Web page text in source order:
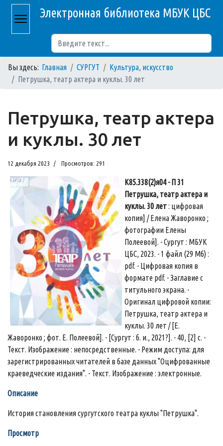
Электронная библиотека МБУК ЦБС
Вы здесь: Главная СУРГУТ
Культура, искусство
Петрушка, театр актера и куклы. 30 лет
Петрушка, театр актера
и куклы. 30 лет
12 декабря 2023 Просмотров: 291
К85.338(2)я04 - П 31
Петрушка, театр актера и
куклы. 30 лет: цифровая
копия] / Елена Жаворонко ;
фотографии Елены
Полеевой]. - Сургут : МБУК
ЦБС, 2023. - 1 файл (29 Мб) :
pdf. - Цифровая копия в
формате pdf. - Заглавие с
титульного экрана. -
Оригинал цифровой копии:
Петрушка, театр актера и
куклы. 30 лет / [Е.
Жаворонко ; фот. Е. Полеевой]. - [Сургут : б. и., 2021?]. - 40, [2] с. -
Текст. Изображение : непосредственные. - Режим доступа: для
зарегистрированных читателей в базе данных "Оцифрованные
краеведческие издания". - Текст. Изображение : электронные.
Описание
История становления сургутского театра куклы "Петрушка".
Просмотр